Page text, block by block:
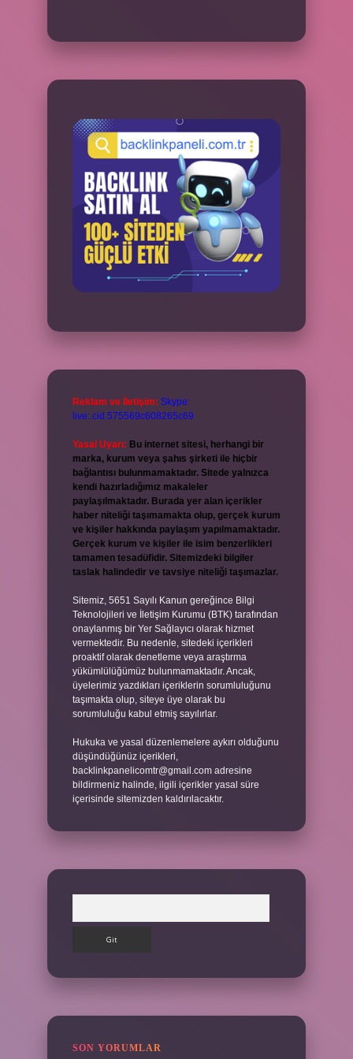
Reklam ve İletişim: Skype:
live:.cid.575569c608265c69
Yasal Uyarı: Bu internet sitesi, herhangi bir
marka, kurum veya şahıs şirketi ile hiçbir
bağlantısı bulunmamaktadır. Sitede yalnızca
kendi hazırladığımız makaleler
paylaşılmaktadır. Burada yer alan içerikler
haber niteliği taşımamakta olup, gerçek kurum
ve kişiler hakkında paylaşım yapılmamaktadır.
Gerçek kurum ve kişiler ile isim benzerlikleri
tamamen tesadüfidir. Sitemizdeki bilgiler
taslak halindedir ve tavsiye niteliği taşımazlar.
Sitemiz, 5651 Sayılı Kanun gereğince Bilgi
Teknolojileri ve İletişim Kurumu (BTK) tarafından
onaylanmış bir Yer Sağlayıcı olarak hizmet
vermektedir. Bu nedenle, sitedeki içerikleri
proaktif olarak denetleme veya araştırma
yükümlülüğümüz bulunmamaktadır. Ancak,
üyelerimiz yazdıkları içeriklerin sorumluluğunu
taşımakta olup, siteye üye olarak bu
sorumluluğu kabul etmiş sayılırlar.
Hukuka ve yasal düzenlemelere aykırı olduğunu
düşündüğünüz içerikleri,
backlinkpanelicomtr@gmail.com adresine
bildirmeniz halinde, ilgili içerikler yasal süre
içerisinde sitemizden kaldırılacaktır.
SON YORUMLAR